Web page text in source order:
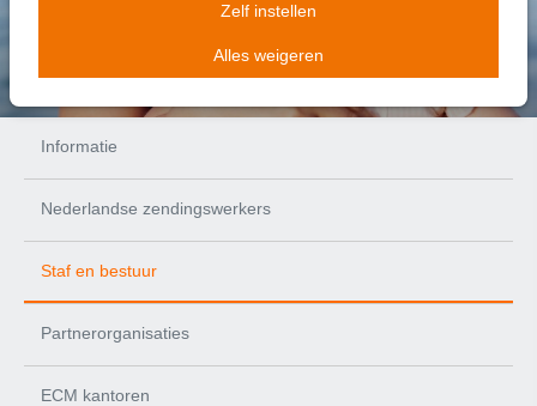
Zelf instellen
Alles weigeren
wat jouw bijdrage kan zijn...
Informatie
Nederlandse zendingswerkers
Staf en bestuur
Partnerorganisaties
ECM kantoren